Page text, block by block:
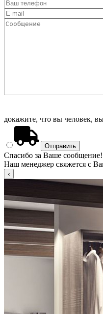
докажите, что вы человек,
Спасибо за Ваше сообщение!
Наш менеджер свяжется с